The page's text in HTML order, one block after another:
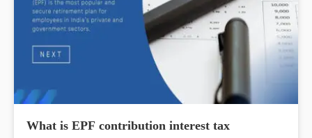
What is EPF contribution interest tax